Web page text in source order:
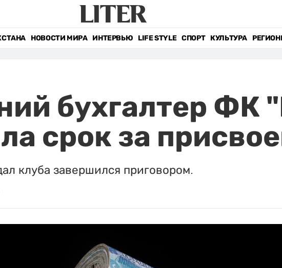
НОВОСТИ МИРА ИНТЕРВЬЮ LIFE STYLE СПОРТ КУЛЬТУРА
бухгалтер
срок за
клуба завершился приговором.